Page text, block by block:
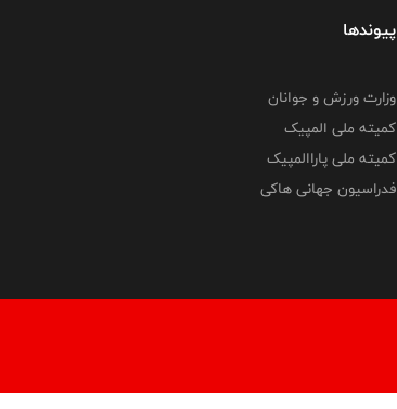
پیوندها
وزارت ورزش و جوانان
کمیته ملی المپیک
کمیته ملی پاراالمپیک
فدراسیون جهانی هاکی